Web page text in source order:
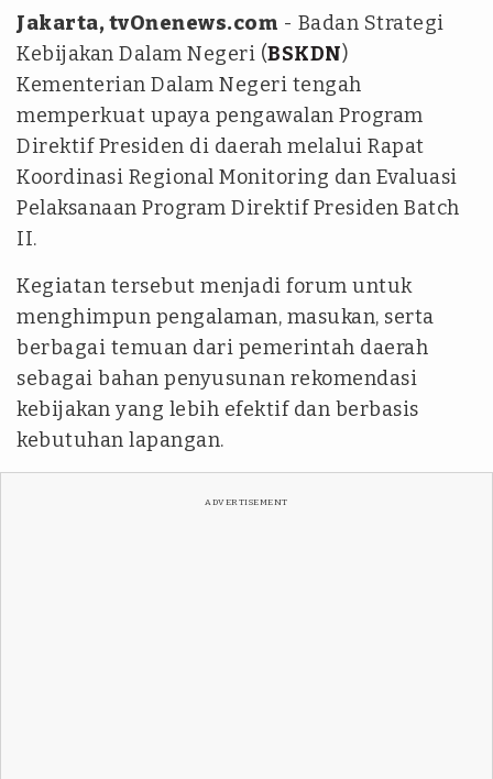
Jakarta, tvOnenews.com - Badan Strategi
Kebijakan Dalam Negeri (BSKDN)
Kementerian Dalam Negeri tengah
memperkuat upaya pengawalan Program
Direktif Presiden di daerah melalui Rapat
Koordinasi Regional Monitoring dan Evaluasi
Pelaksanaan Program Direktif Presiden Batch
II.
Kegiatan tersebut menjadi forum untuk
menghimpun pengalaman, masukan, serta
berbagai temuan dari pemerintah daerah
sebagai bahan penyusunan rekomendasi
kebijakan yang lebih efektif dan berbasis
kebutuhan lapangan.
ADVERTISEMENT